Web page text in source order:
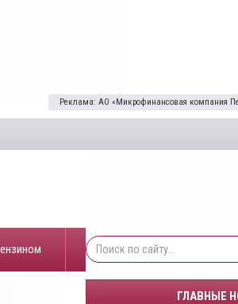
Реклама: АО «Микрофинансовая компания
ГЛАВНЫЕ